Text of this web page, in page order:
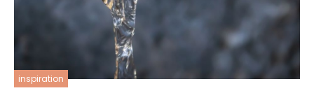
inspiration